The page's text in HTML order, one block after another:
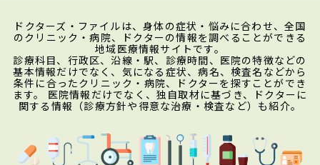
ドクターズ・ファイルは、身体の症状・悩みに合わせ、全国
のクリニック・病院、ドクターの情報を調べることができる
地域医療情報サイトです。
診療科目、行政区、沿線・駅、診療時間、医院の特徴などの
基本情報だけでなく、気になる症状、病名、検査名などから
条件に合ったクリニック・病院、ドクターを探すことができ
ます。 医院情報だけでなく、独自取材に基づき、ドクターに
関する情報（診療方針や得意な治療・検査など）も紹介。